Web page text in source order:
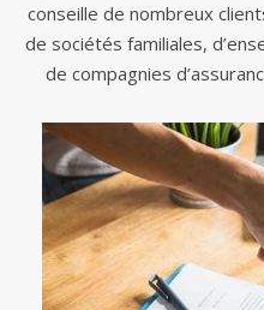
conseille de nombreux
de sociétés familiales,
de compagnies